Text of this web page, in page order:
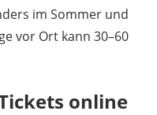
im Sommer und
vor Ort kann 30–60
online